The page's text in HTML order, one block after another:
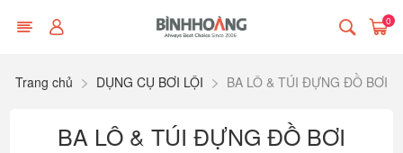
0
Trang chủ DỤNG CỤ BƠI LỘI BA LÔ & TÚI ĐỰNG ĐỒ BƠI
BA LÔ & TÚI ĐỰNG ĐỒ BƠI